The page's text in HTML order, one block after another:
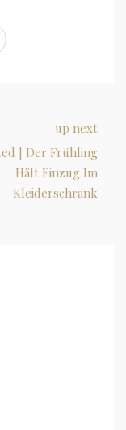
up next
| Der Frühling
Hält Einzug Im
Kleiderschrank